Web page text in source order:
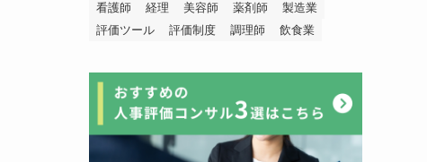
看護師
経理 美容師 薬剤師
製造業
評価ツール
評価制度 調理師 飲食業